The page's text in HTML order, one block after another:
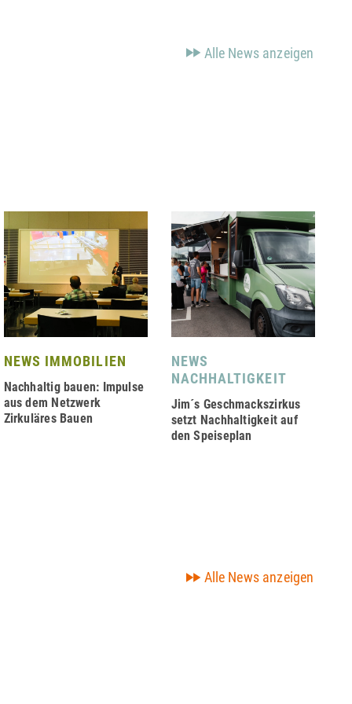
Alle News anzeigen
NEWS IMMOBILIEN
Nachhaltig bauen: Impulse
aus dem Netzwerk
Zirkuläres Bauen
NEWS
NACHHALTIGKEIT
Jim´s Geschmackszirkus
setzt Nachhaltigkeit auf
den Speiseplan
Alle News anzeigen